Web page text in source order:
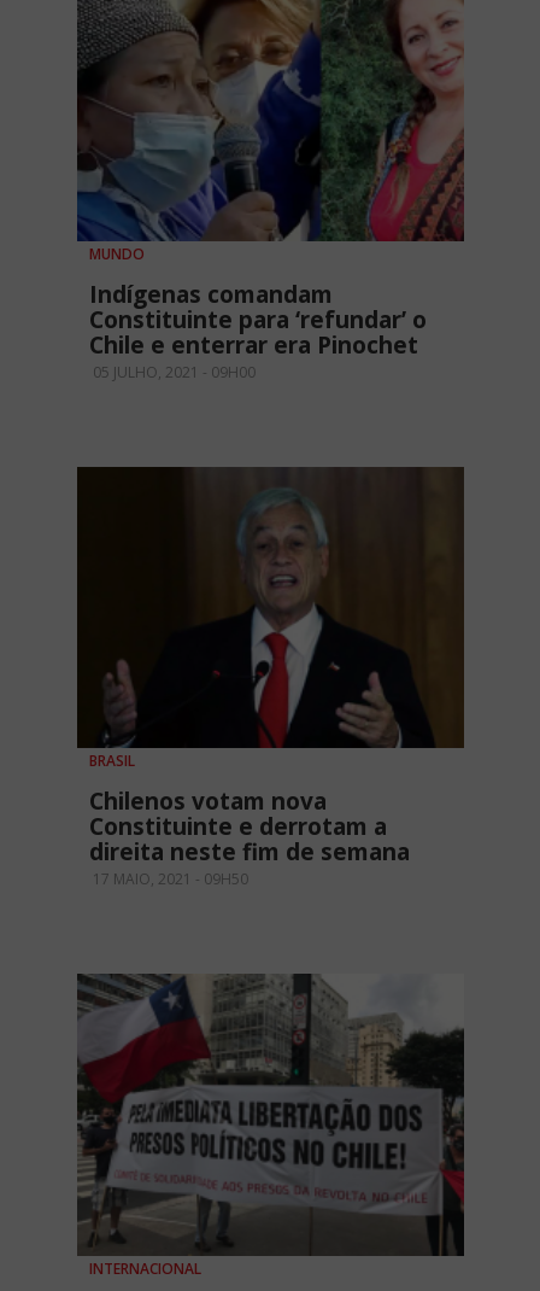
MUNDO
Indígenas comandam
Constituinte para ‘refundar’ o
Chile e enterrar era Pinochet
05 JULHO, 2021 - 09H00
BRASIL
Chilenos votam nova
Constituinte e derrotam a
direita neste fim de semana
17 MAIO, 2021 - 09H50
INTERNACIONAL